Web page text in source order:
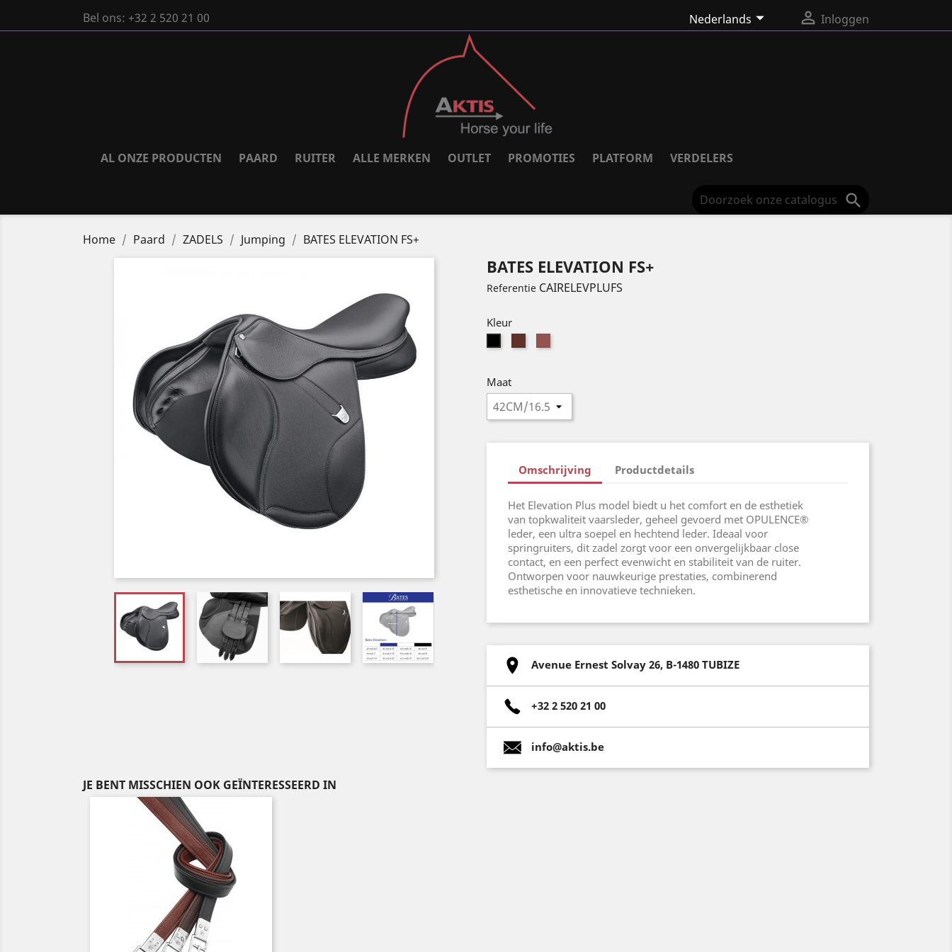
Bel ons: +32 2 520 21 00 Nederlands  Inloggen
AL ONZE PRODUCTEN PAARD RUITER ALLE MERKEN OUTLET PROMOTIES PLATFORM VERDELERS

Home Paard ZADELS Jumping BATES ELEVATION FS+
BATES ELEVATION FS+
Referentie CAIRELEVPLUFS
Kleur
Maat
Omschrijving Productdetails
Het Elevation Plus model biedt u het comfort en de esthetiek
van topkwaliteit vaarsleder, geheel gevoerd met OPULENCE®
leder, een ultra soepel en hechtend leder. Ideaal voor
springruiters, dit zadel zorgt voor een onvergelijkbaar close
contact, en een perfect evenwicht en stabiliteit van de ruiter.
Ontworpen voor nauwkeurige prestaties, combinerend
esthetische en innovatieve technieken.
Avenue Ernest Solvay 26, B-1480 TUBIZE
+32 2 520 21 00
info@aktis.be
JE BENT MISSCHIEN OOK GEÏNTERESSEERD IN